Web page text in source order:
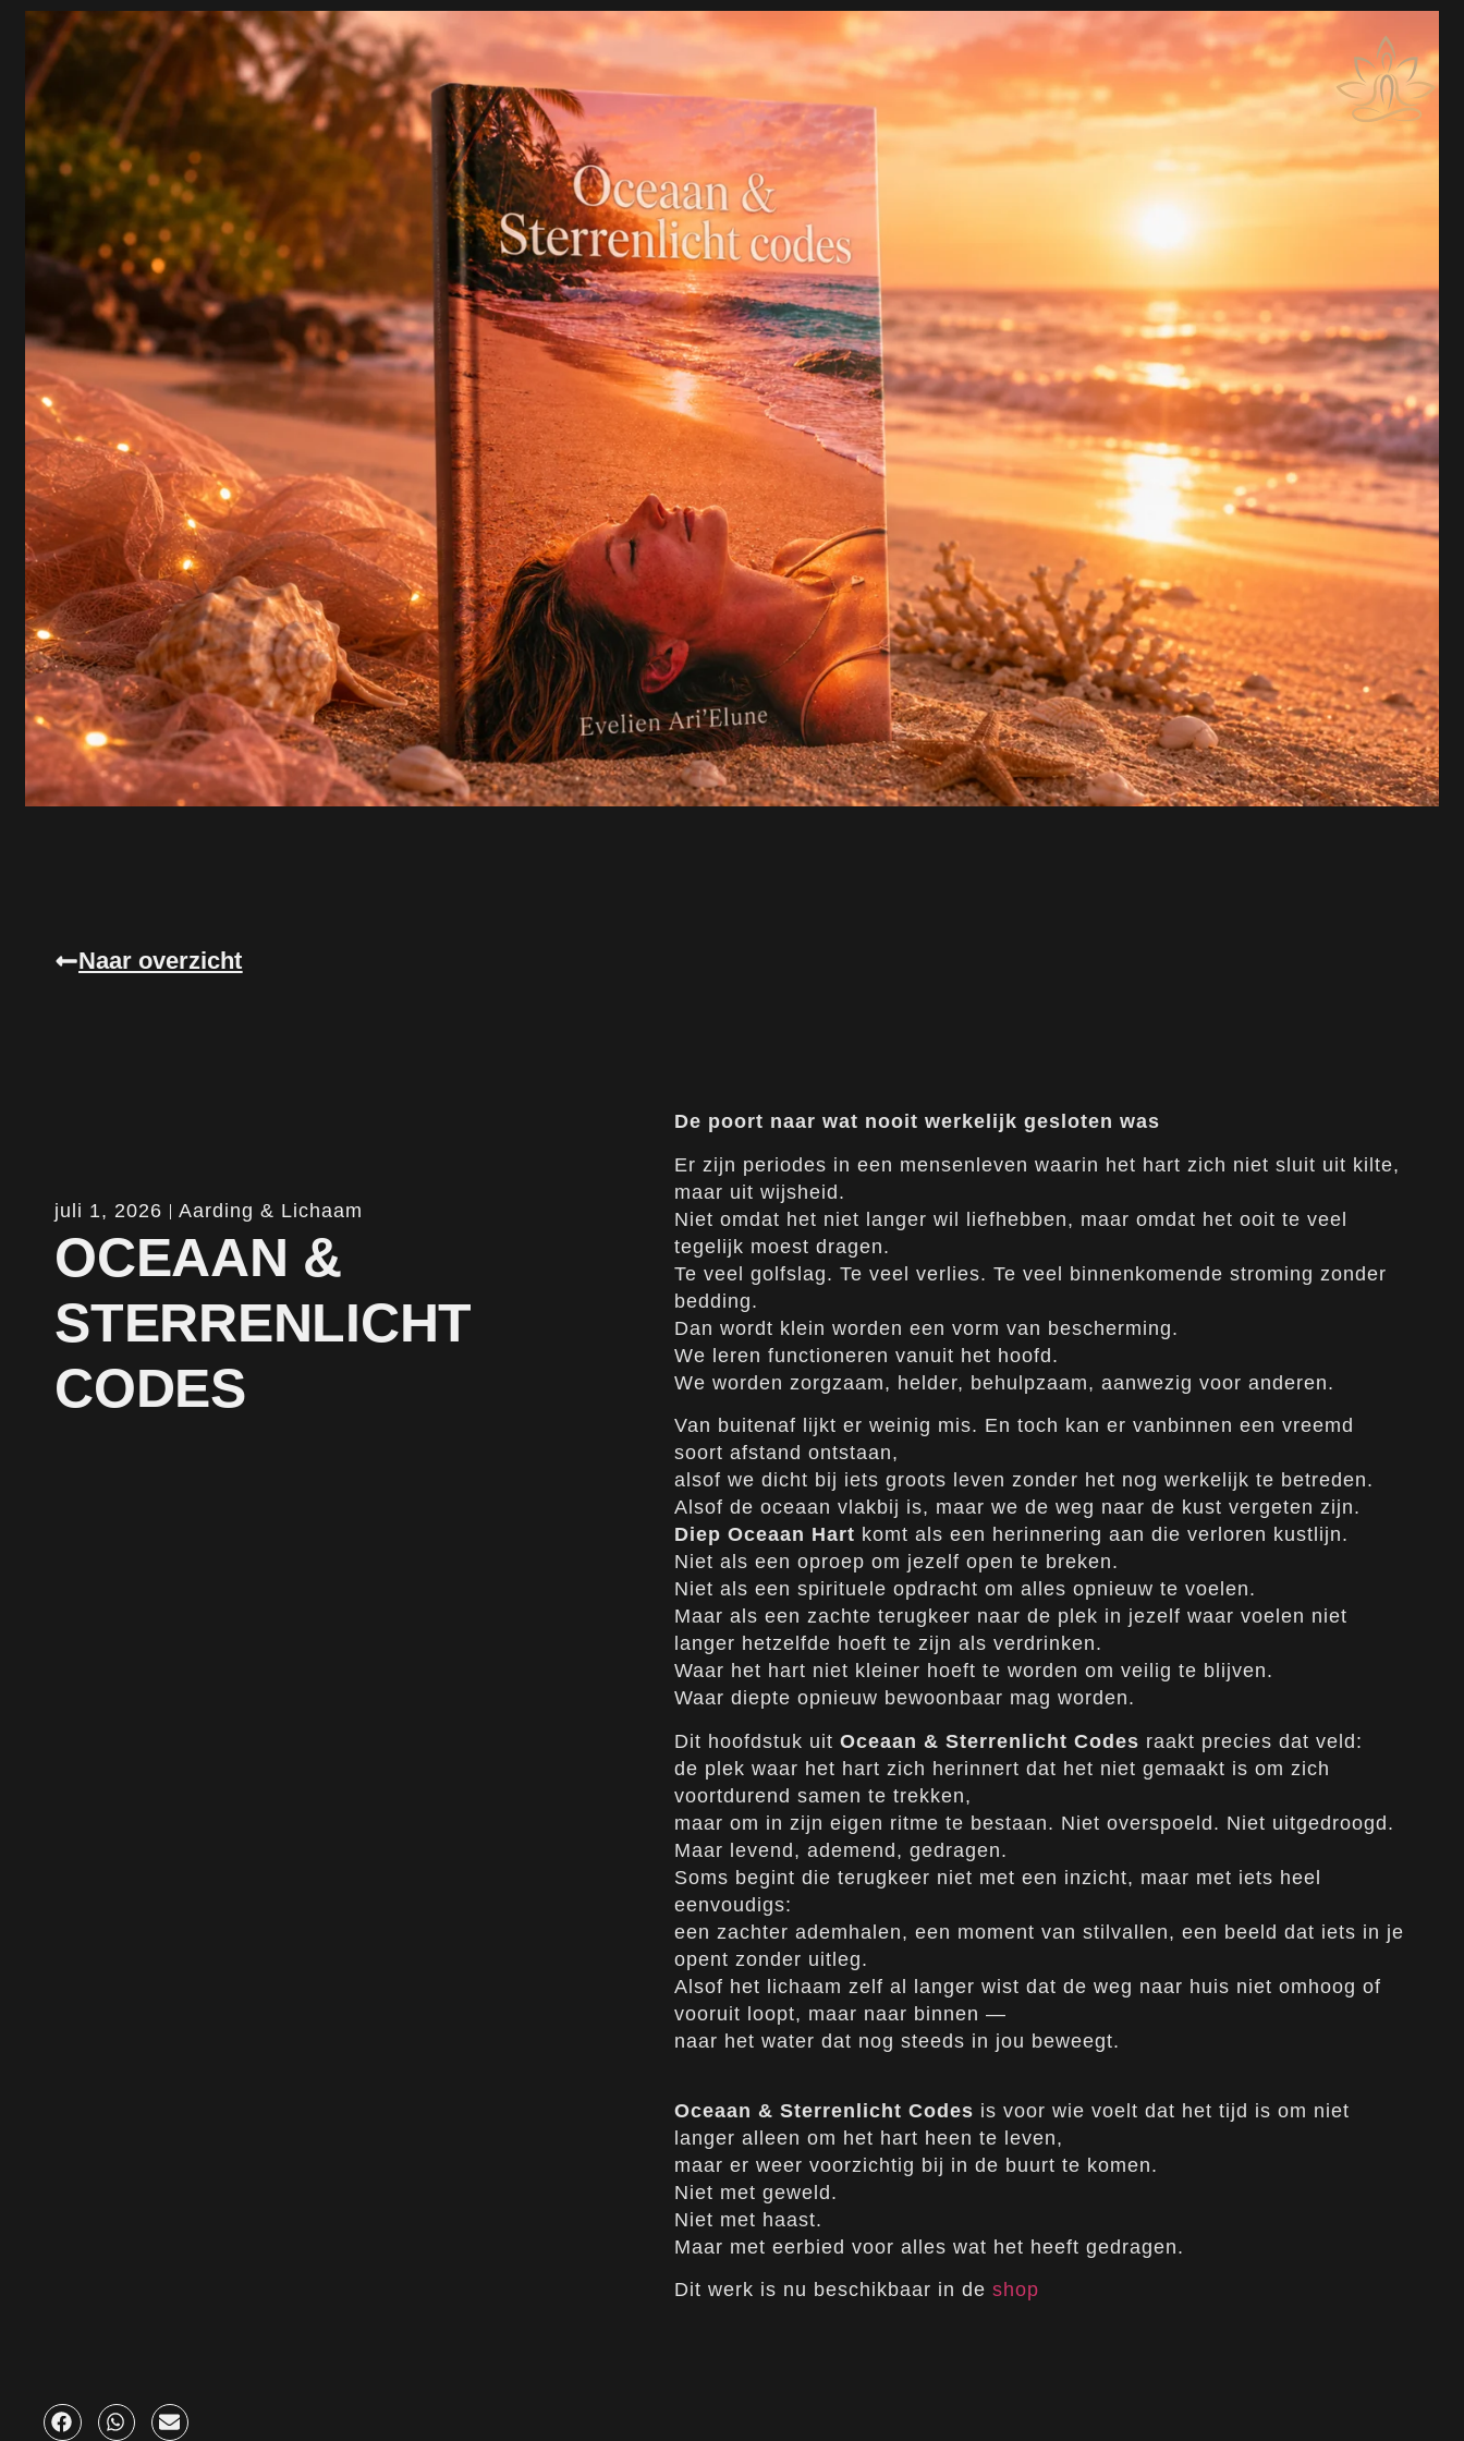
Naar overzicht
juli 1, 2026 Aarding & Lichaam
OCEAAN &
STERRENLICHT
CODES
De poort naar wat nooit werkelijk gesloten was
Er zijn periodes in een mensenleven waarin het hart zich niet sluit uit kilte,
maar uit wijsheid.
Niet omdat het niet langer wil liefhebben, maar omdat het ooit te veel
tegelijk moest dragen.
Te veel golfslag. Te veel verlies. Te veel binnenkomende stroming zonder
bedding.
Dan wordt klein worden een vorm van bescherming.
We leren functioneren vanuit het hoofd.
We worden zorgzaam, helder, behulpzaam, aanwezig voor anderen.
Van buitenaf lijkt er weinig mis. En toch kan er vanbinnen een vreemd
soort afstand ontstaan,
alsof we dicht bij iets groots leven zonder het nog werkelijk te betreden.
Alsof de oceaan vlakbij is, maar we de weg naar de kust vergeten zijn.
Diep Oceaan Hart komt als een herinnering aan die verloren kustlijn.
Niet als een oproep om jezelf open te breken.
Niet als een spirituele opdracht om alles opnieuw te voelen.
Maar als een zachte terugkeer naar de plek in jezelf waar voelen niet
langer hetzelfde hoeft te zijn als verdrinken.
Waar het hart niet kleiner hoeft te worden om veilig te blijven.
Waar diepte opnieuw bewoonbaar mag worden.
Dit hoofdstuk uit Oceaan & Sterrenlicht Codes raakt precies dat veld:
de plek waar het hart zich herinnert dat het niet gemaakt is om zich
voortdurend samen te trekken,
maar om in zijn eigen ritme te bestaan. Niet overspoeld. Niet uitgedroogd.
Maar levend, ademend, gedragen.
Soms begint die terugkeer niet met een inzicht, maar met iets heel
eenvoudigs:
een zachter ademhalen, een moment van stilvallen, een beeld dat iets in je
opent zonder uitleg.
Alsof het lichaam zelf al langer wist dat de weg naar huis niet omhoog of
vooruit loopt, maar naar binnen —
naar het water dat nog steeds in jou beweegt.
Oceaan & Sterrenlicht Codes is voor wie voelt dat het tijd is om niet
langer alleen om het hart heen te leven,
maar er weer voorzichtig bij in de buurt te komen.
Niet met geweld.
Niet met haast.
Maar met eerbied voor alles wat het heeft gedragen.
Dit werk is nu beschikbaar in de shop